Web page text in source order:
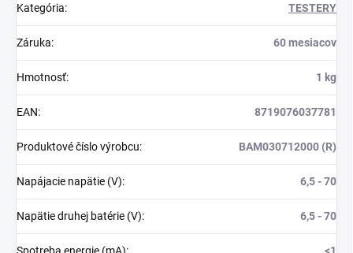
Kategória: TESTERY
Záruka: 60 mesiacov
Hmotnosť: 1 kg
EAN: 8719076037781
Produktové číslo výrobcu: BAM030712000 (R)
Napájacie napätie (V): 6,5 - 70
Napätie druhej batérie (V): 6,5 - 70
Spotreba energie (mA): <1